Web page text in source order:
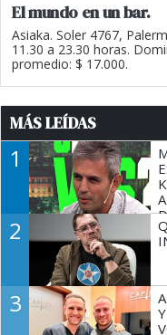
El mundo en un bar.
Asiaka. Soler 4767,
11.30 a 23.30 horas.
promedio: $ 17.000.
MÁS LEÍDAS
1
2
3